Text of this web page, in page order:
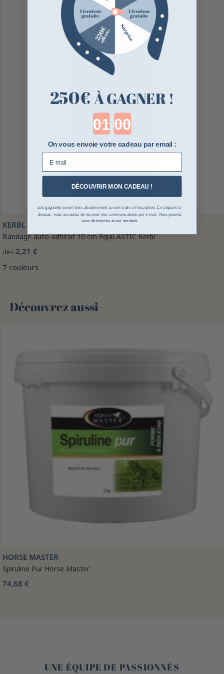
KERBL
Bandage auto-adhésif 10 cm EquiLASTIC Kerbl
dès 2,21 €
7 couleurs
Découvrez aussi 🌻
HORSE MASTER
Spiruline Pur Horse Master
74,68 €
UNE ÉQUIPE DE PASSIONNÉS
250€ À GAGNER !
Countdown ends in:
On vous envoie votre cadeau par email :
DÉCOUVRIR MON CADEAU !
Les gagnants seront tirés aléatoirement au sort suite à l’inscription. En cliquant ci-
dessus, vous acceptez de recevoir nos communications par e-mail. Vous pourrez
vous désinscrire à tout moment.